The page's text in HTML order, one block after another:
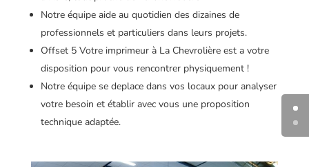
Notre équipe aide au quotidien des dizaines de
professionnels et particuliers dans leurs projets.
Offset 5 Votre imprimeur à La Chevrolière est a votre
disposition pour vous rencontrer physiquement !
Notre équipe se deplace dans vos locaux pour analyser
votre besoin et établir avec vous une proposition
technique adaptée.